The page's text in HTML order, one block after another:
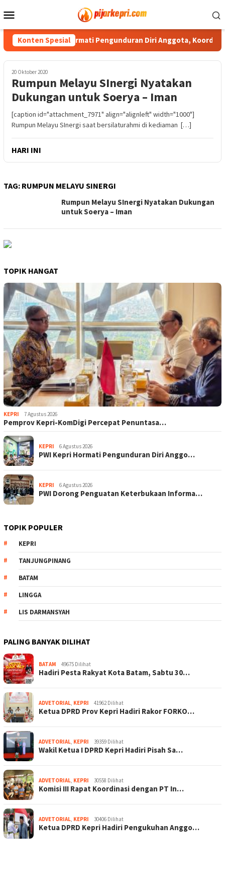
ke
Mobile
Konten Spesial
PWI Kepri Hormati Pengunduran Diri Anggota, Koordinasi ke
20 Oktober 2020
Rumpun Melayu SInergi Nyatakan
Dukungan untuk Soerya – Iman
[caption id="attachment_7971" align="alignleft" width="1000"]
Rumpun Melayu SInergi saat bersilaturahmi di kediaman […]
HARI INI
TAG: RUMPUN MELAYU SINERGI
Rumpun Melayu SInergi Nyatakan Dukungan
untuk Soerya – Iman
TOPIK HANGAT
KEPRI 7 Agustus 2026
Pemprov Kepri-KomDigi Percepat Penuntasa…
KEPRI 6 Agustus 2026
PWI Kepri Hormati Pengunduran Diri Anggo…
KEPRI 6 Agustus 2026
PWI Dorong Penguatan Keterbukaan Informa…
TOPIK POPULER
KEPRI
TANJUNGPINANG
BATAM
LINGGA
LIS DARMANSYAH
PALING BANYAK DILIHAT
BATAM 49675 Dilihat
Hadiri Pesta Rakyat Kota Batam, Sabtu 30…
ADVETORIAL, KEPRI 41962 Dilihat
Ketua DPRD Prov Kepri Hadiri Rakor FORKO…
ADVETORIAL, KEPRI 39359 Dilihat
Wakil Ketua I DPRD Kepri Hadiri Pisah Sa…
ADVETORIAL, KEPRI 30558 Dilihat
Komisi III Rapat Koordinasi dengan PT In…
ADVETORIAL, KEPRI 30406 Dilihat
Ketua DPRD Kepri Hadiri Pengukuhan Anggo…